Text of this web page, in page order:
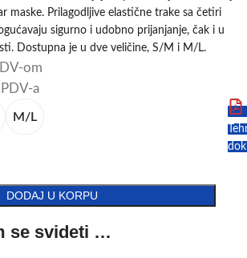
maske. Prilagodljive elastične trake sa četiri
sigurno i udobno prijanjanje, čak i u
Dostupna je u dve veličine, S/M i M/L.
om
a
M/L
DODAJ U KORPU
se svideti …